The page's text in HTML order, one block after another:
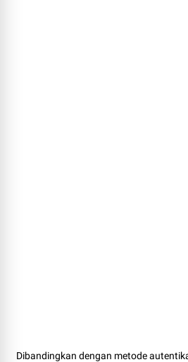
Dibandingkan dengan metode